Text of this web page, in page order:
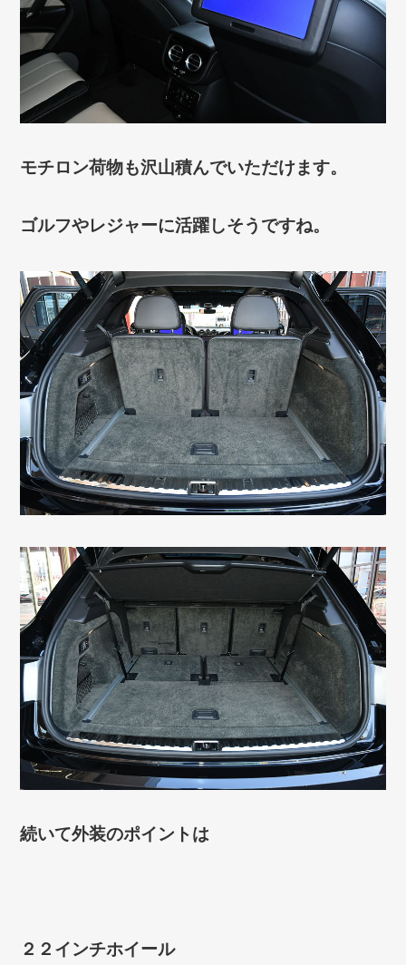
モチロン荷物も沢山積んでいただけます。
ゴルフやレジャーに活躍しそうですね。
続いて外装のポイントは
２２インチホイール